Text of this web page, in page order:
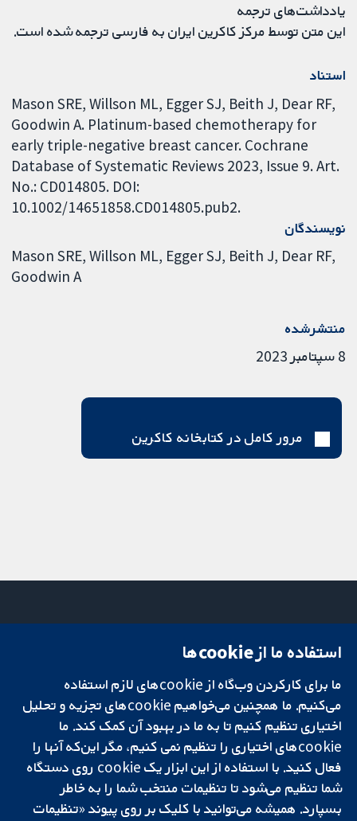
یادداشت‌های ترجمه
این متن توسط مرکز کاکرین ایران به فارسی ترجمه شده است.
استناد
Mason SRE, Willson ML, Egger SJ, Beith J, Dear RF,
Goodwin A. Platinum-based chemotherapy for
early triple-negative breast cancer. Cochrane
Database of Systematic Reviews 2023, Issue 9. Art.
No.: CD014805. DOI:
10.1002/14651858.CD014805.pub2.
نویسندگان
Mason SRE Willson ML Egger SJ Beith J Dear RF
Goodwin A
منتشرشده
8 سپتامبر 2023
مرور کامل در کتابخانه کاکرین
تحقیقات قابل
اعتماد.
تصمیم‌گیری آگاهانه.
سلامت بهتر.
میدان کاوندیش
لندن
W1G 0AN
بریتانیا
دفتر رسانه‌ای
درباره ما
فرصت‌های
شغلی
Cochrane
Library
استفاده ما از cookie‌ها
ما برای کارکردن وب‌گاه از cookie‌های لازم استفاده
می‌کنیم. ما همچنین می‌خواهیم cookie‌های تجزیه و تحلیل
اختیاری تنظیم کنیم تا به ما در بهبود آن کمک کند. ما
cookie‌های اختیاری را تنظیم نمی کنیم، مگر این‌که آنها را
فعال کنید. با استفاده از این ابزار یک cookie‌ روی دستگاه
شما تنظیم می‌شود تا تنظیمات منتخب شما را به خاطر
بسپارد. همیشه می‌توانید با کلیک بر روی پیوند «تنظیمات